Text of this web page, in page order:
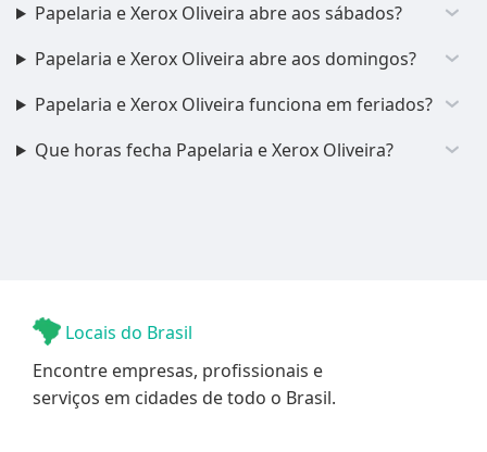
Papelaria e Xerox Oliveira abre aos sábados?
Papelaria e Xerox Oliveira abre aos domingos?
Papelaria e Xerox Oliveira funciona em feriados?
Que horas fecha Papelaria e Xerox Oliveira?
Locais do Brasil
Encontre empresas, profissionais e
serviços em cidades de todo o Brasil.